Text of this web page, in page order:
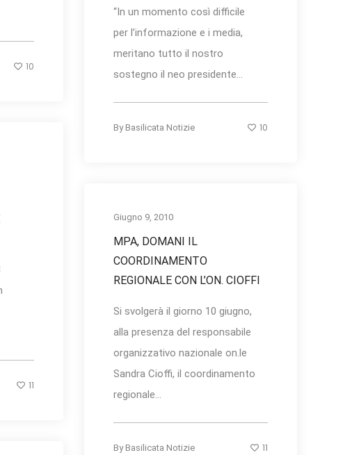
10
“In un momento così difficile
per l’informazione e i media,
meritano tutto il nostro
sostegno il neo presidente...
By Basilicata Notizie 10
11
Giugno 9, 2010
MPA, DOMANI IL
COORDINAMENTO
REGIONALE CON L’ON. CIOFFI
Si svolgerà il giorno 10 giugno,
alla presenza del responsabile
organizzativo nazionale on.le
Sandra Cioffi, il coordinamento
regionale...
By Basilicata Notizie 11